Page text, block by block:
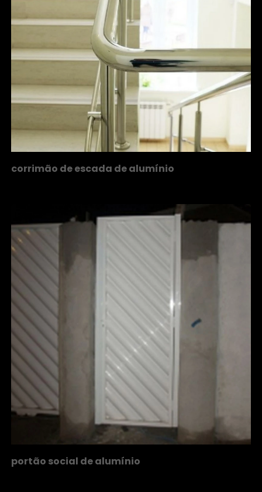
corrimão de escada de alumínio
portão social de alumínio